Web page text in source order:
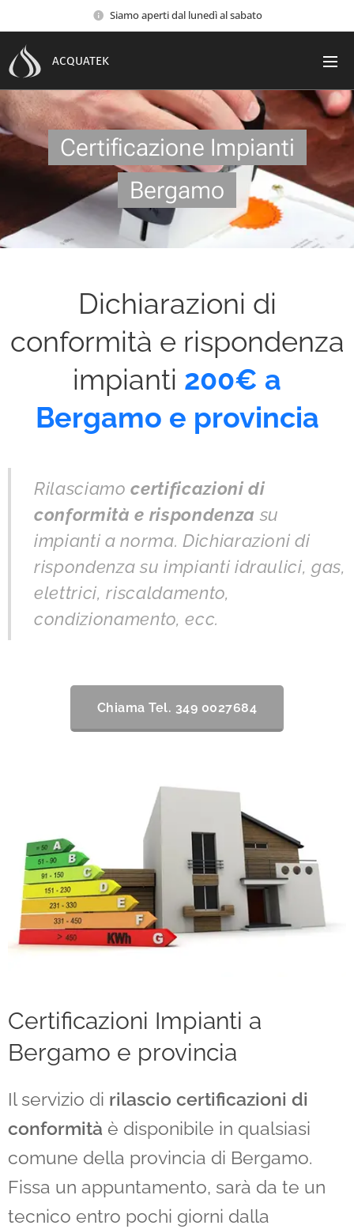
Siamo aperti dal lunedì al sabato
ACQUATEK
Certificazione Impianti
Bergamo
Dichiarazioni di
conformità e rispondenza
impianti 200€ a
Bergamo e provincia
Rilasciamocertificazioni di
conformità e rispondenza su
impianti a norma. Dichiarazioni di
rispondenza su impianti idraulici, gas,
elettrici, riscaldamento,
condizionamento, ecc.
Chiama Tel. 349 0027684
Certificazioni Impianti a
Bergamo e provincia
Il servizio di rilascio certificazioni di
conformità è disponibile in qualsiasi
comune della provincia di Bergamo.
Fissa un appuntamento, sarà da te un
tecnico entro pochi giorni dalla